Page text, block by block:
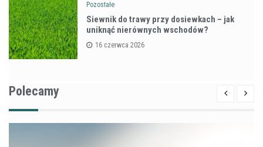
Pozostałe
Siewnik do trawy przy dosiewkach – jak
uniknąć nierównych wschodów?
16 czerwca 2026
Polecamy